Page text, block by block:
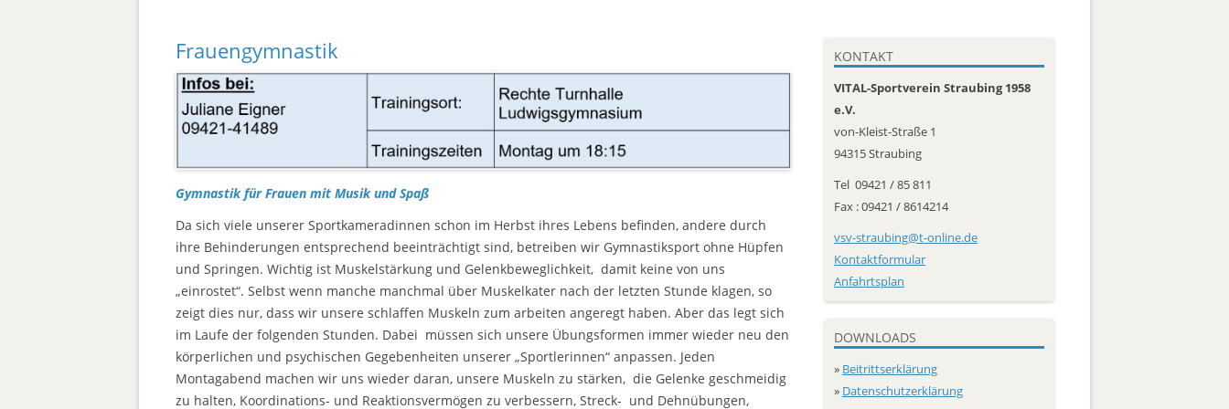
Post-Covid-Sportgruppe
Reha bei seelischen Beschwerden
Trainer
Frauengymnastik
Gymnastik für Frauen mit Musik und Spaß
Da sich viele unserer Sportkameradinnen schon im Herbst ihres Lebens befinden, andere durch
ihre Behinderungen entsprechend beeinträchtigt sind, betreiben wir Gymnastiksport ohne Hüpfen
und Springen. Wichtig ist Muskelstärkung und Gelenkbeweglichkeit, damit keine von uns
„einrostet“. Selbst wenn manche manchmal über Muskelkater nach der letzten Stunde klagen, so
zeigt dies nur, dass wir unsere schlaffen Muskeln zum arbeiten angeregt haben. Aber das legt sich
im Laufe der folgenden Stunden. Dabei müssen sich unsere Übungsformen immer wieder neu den
körperlichen und psychischen Gegebenheiten unserer „Sportlerinnen“ anpassen. Jeden
Montagabend machen wir uns wieder daran, unsere Muskeln zu stärken, die Gelenke geschmeidig
zu halten, Koordinations- und Reaktionsvermögen zu verbessern, Streck- und Dehnübungen,
KONTAKT
VITAL-Sportverein Straubing 1958
e.V.
von-Kleist-Straße 1
94315 Straubing
Tel 09421 / 85 811
Fax : 09421 / 8614214
vsv-straubing@t-online.de
Kontaktformular
Anfahrtsplan
DOWNLOADS
» Beitrittserklärung
» Datenschutzerklärung